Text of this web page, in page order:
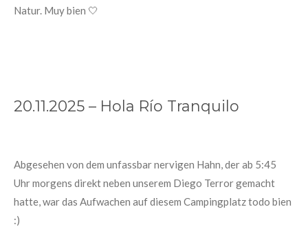
Natur. Muy bien 🤍
20.11.2025 – Hola Río Tranquilo
Abgesehen von dem unfassbar nervigen Hahn, der ab 5:45
Uhr morgens direkt neben unserem Diego Terror gemacht
hatte, war das Aufwachen auf diesem Campingplatz todo bien
:)